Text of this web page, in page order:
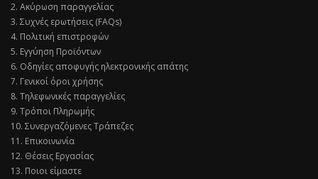
2. Ακύρωση παραγγελίας
3. Συχνές ερωτήσεις (FAQs)
4. Πολιτική επιστροφών
5. Εγγύηση Προϊόντων
6. Οδηγίες αποφυγής ηλεκτρονικής απάτης
7. Γενικοί όροι χρήσης
8. Τηλεφωνικές παραγγελίες
9. Τρόποι Πληρωμής
10. Συνεργαζόμενες Τράπεζες
11. Επικοινωνία
12. Θέσεις Εργασίας
13. Ποιοι είμαστε